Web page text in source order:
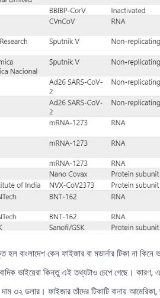
কেন ফাইজার বা মডার্নার টিকা না কিনে
ভাইয়েরা কিন্তু এই তথ্যটাও চেপে গেছে।
৩২ ডলার। ফাইজার তাঁদের টিকাটি বানায় আমেরিকা,